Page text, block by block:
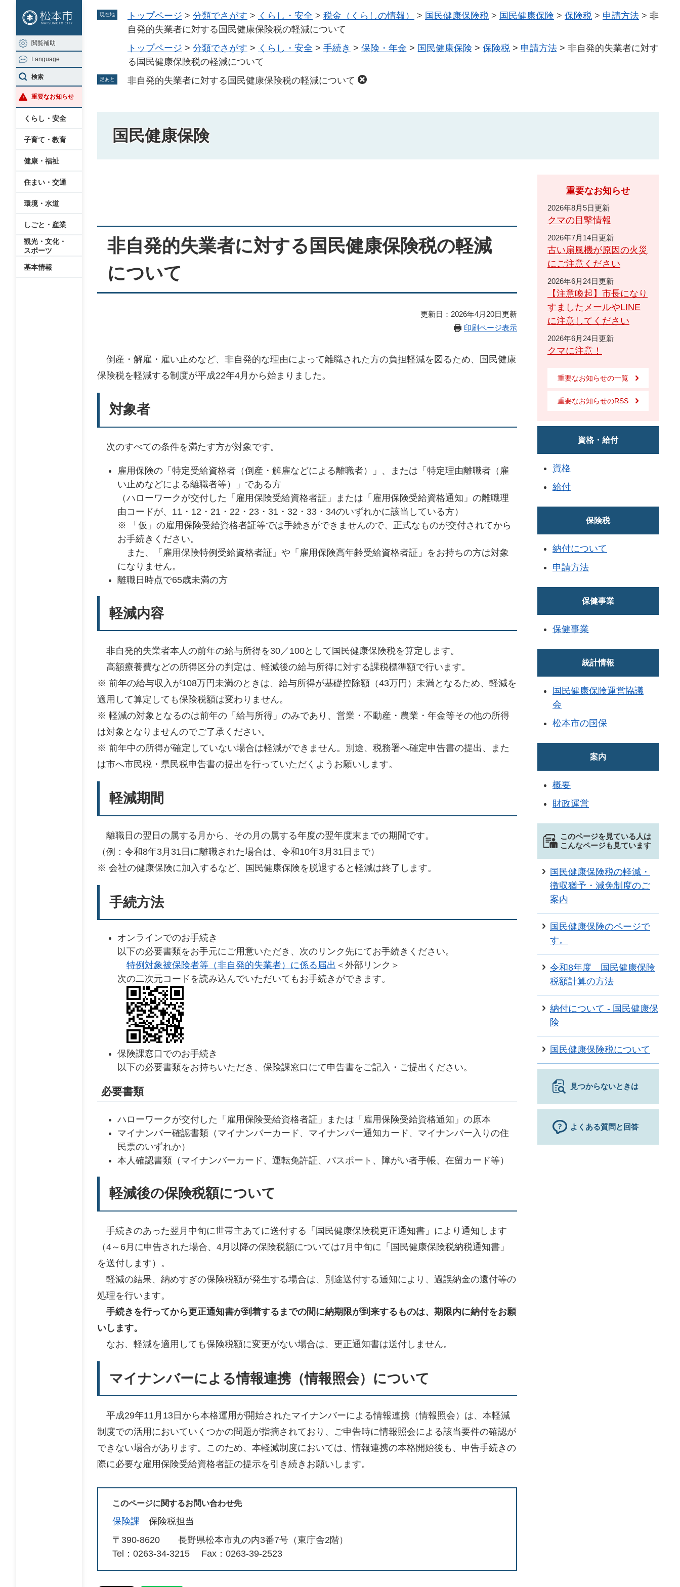
ジ
の
先
頭
で
す
ュ
ー
を
飛
ば
し
閲覧補助
Language
検索
重要なお知らせ
くらし・安全
子育て・教育
健康・福祉
住まい・交通
環境・水道
しごと・産業
観光・文化・
スポーツ
基本情報
現在地 トップページ > 分類でさがす > くらし・安全 > 税金（くらしの情報） > 国民健康保険税 > 国民健康保険 > 保険税 > 申請方法 > 非
自発的失業者に対する国民健康保険税の軽減について
トップページ > 分類でさがす > くらし・安全 > 手続き > 保険・年金 > 国民健康保険 > 保険税 > 申請方法 > 非自発的失業者に対す
る国民健康保険税の軽減について
足あと 非自発的失業者に対する国民健康保険税の軽減について
国民健康保険
非自発的失業者に対する国民健康保険税の軽減
について
更新日：2026年4月20日更新
印刷ページ表示
倒産・解雇・雇い止めなど、非自発的な理由によって離職された方の負担軽減を図るため、国民健康
保険税を軽減する制度が平成22年4月から始まりました。
対象者
次のすべての条件を満たす方が対象です。
雇用保険の「特定受給資格者（倒産・解雇などによる離職者）」、または「特定理由離職者（雇
い止めなどによる離職者等）」である方
（ハローワークが交付した「雇用保険受給資格者証」または「雇用保険受給資格通知」の離職理
由コードが、11・12・21・22・23・31・32・33・34のいずれかに該当している方）
​※ 「仮」の雇用保険受給資格者証等では手続きができませんので、正式なものが交付されてから
お手続きください。
また、「雇用保険特例受給資格者証」や「雇用保険高年齢受給資格者証」をお持ちの方は対象
になりません。​
離職日時点で65歳未満の方
軽減内容
非自発的失業者本人の前年の給与所得を30／100として国民健康保険税を算定します。
高額療養費などの所得区分の判定は、軽減後の給与所得に対する課税標準額で行います。
※ 前年の給与収入が108万円未満のときは、給与所得が基礎控除額（43万円）未満となるため、軽減を
適用して算定しても保険税額は変わりません。
※ 軽減の対象となるのは前年の「給与所得」のみであり、営業・不動産・農業・年金等その他の所得
は対象となりませんのでご了承ください。
※ 前年中の所得が確定していない場合は軽減ができません。別途、税務署へ確定申告書の提出、また
は市へ市民税・県民税申告書の提出を行っていただくようお願いします。
軽減期間
離職日の翌日の属する月から、その月の属する年度の翌年度末までの期間です。
（例：令和8年3月31日に離職された場合は、令和10年3月31日まで）
※ 会社の健康保険に加入するなど、国民健康保険を脱退すると軽減は終了します。
手続方法
オンラインでのお手続き
以下の必要書類をお手元にご用意いただき、次のリンク先にてお手続きください。
特例対象被保険者等（非自発的失業者）に係る届出 ＜外部リンク＞
次の二次元コードを読み込んでいただいてもお手続きができます。
保険課窓口でのお手続き
以下の必要書類をお持ちいただき、保険課窓口にて申告書をご記入・ご提出ください。
必要書類
ハローワークが交付した「雇用保険受給資格者証」または「雇用保険受給資格通知」の原本
マイナンバー確認書類（マイナンバーカード、マイナンバー通知カード、マイナンバー入りの住
民票のいずれか）
本人確認書類（マイナンバーカード、運転免許証、パスポート、障がい者手帳、在留カード等）
軽減後の保険税額について
手続きのあった翌月中旬に世帯主あてに送付する「国民健康保険税更正通知書」により通知します
（4～6月に申告された場合、4月以降の保険税額については7月中旬に「国民健康保険税納税通知書」
を送付します）。
軽減の結果、納めすぎの保険税額が発生する場合は、別途送付する通知により、過誤納金の還付等の
処理を行います。
手続きを行ってから更正通知書が到着するまでの間に納期限が到来するものは、期限内に納付をお願
いします。
なお、軽減を適用しても保険税額に変更がない場合は、更正通知書は送付しません。
マイナンバーによる情報連携（情報照会）について
平成29年11月13日から本格運用が開始されたマイナンバーによる情報連携（情報照会）は、本軽減
制度での活用においていくつかの問題が指摘されており、ご申告時に情報照会による該当要件の確認が
できない場合があります。このため、本軽減制度においては、情報連携の本格開始後も、申告手続きの
際に必要な雇用保険受給資格者証の提示を引き続きお願いします。
このページに関するお問い合わせ先
保険課
保険税担当
〒390-8620
長野県松本市丸の内3番7号（東庁舎2階）
Tel：0263-34-3215
Fax：0263-39-2523
重要なお知らせ
2026年8月5日更新
クマの目撃情報
2026年7月14日更新
古い扇風機が原因の火災
にご注意ください
2026年6月24日更新
【注意喚起】市長になり
すましたメールやLINE
に注意してください
2026年6月24日更新
クマに注意！
重要なお知らせの一覧
重要なお知らせのRSS
資格・給付
資格
給付
保険税
納付について
申請方法
保健事業
保健事業
統計情報
国民健康保険運営協議
会
松本市の国保
案内
概要
財政運営
このページを見ている人は
こんなページも見ています
国民健康保険税の軽減・
徴収猶予・減免制度のご
案内
国民健康保険のページで
す。
令和8年度 国民健康保険
税額計算の方法
納付について - 国民健康保
険
国民健康保険税について
見つからないときは
よくある質問と回答